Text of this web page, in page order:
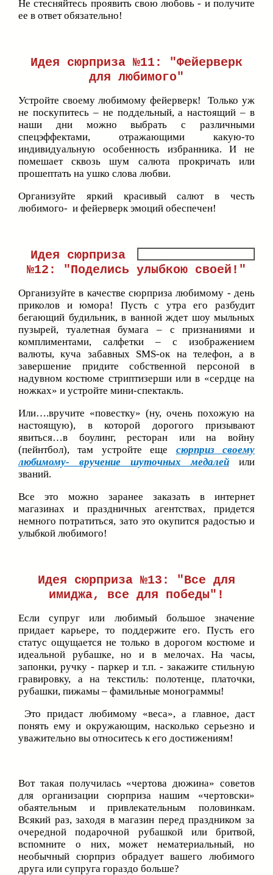
Не стесняйтесь проявить свою любовь - и получите
ее в ответ обязательно!
Идея сюрприза №11: "Фейерверк
для любимого"
Устройте своему любимому фейерверк! Только уж
не поскупитесь – не поддельный, а настоящий – в
наши дни можно выбрать с различными
спецэффектами, отражающими какую-то
индивидуальную особенность избранника. И не
помешает сквозь шум салюта прокричать или
прошептать на ушко слова любви.
Организуйте яркий красивый салют в честь
любимого- и фейерверк эмоций обеспечен!
Идея сюрприза
№12: "Поделись улыбкою своей!"
Организуйте в качестве сюрприза любимому - день
приколов и юмора! Пусть с утра его разбудит
бегающий будильник, в ванной ждет шоу мыльных
пузырей, туалетная бумага – с признаниями и
комплиментами, салфетки – с изображением
валюты, куча забавных SMS-ок на телефон, а в
завершение придите собственной персоной в
надувном костюме стриптизерши или в «сердце на
ножках» и устройте мини-спектакль.
Или….вручите «повестку» (ну, очень похожую на
настоящую), в которой дорогого призывают
явиться…в боулинг, ресторан или на войну
(пейнтбол), там устройте еще сюрприз своему
любимому- вручение шуточных медалей или
званий.
Все это можно заранее заказать в интернет
магазинах и праздничных агентствах, придется
немного потратиться, зато это окупится радостью и
улыбкой любимого!
Идея сюрприза №13: "Все для
имиджа, все для победы"!
Если супруг или любимый большое значение
придает карьере, то поддержите его. Пусть его
статус ощущается не только в дорогом костюме и
идеальной рубашке, но и в мелочах. На часы,
запонки, ручку - паркер и т.п. - закажите стильную
гравировку, а на текстиль: полотенце, платочки,
рубашки, пижамы – фамильные монограммы!
Это придаст любимому «веса», а главное, даст
понять ему и окружающим, насколько серьезно и
уважительно вы относитесь к его достижениям!
Вот такая получилась «чертова дюжина» советов
для организации сюрприза нашим «чертовски»
обаятельным и привлекательным половинкам.
Всякий раз, заходя в магазин перед праздником за
очередной подарочной рубашкой или бритвой,
вспомните о них, может нематериальный, но
необычный сюрприз обрадует вашего любимого
друга или супруга гораздо больше?